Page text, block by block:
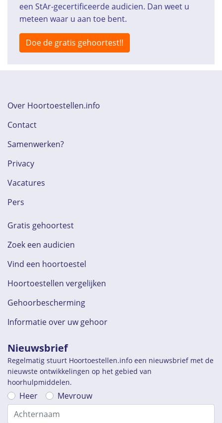
een StAr-gecertificeerde audicien. Dan weet u
meteen waar u aan toe bent.
Doe de gratis gehoortest!!
Over Hoortoestellen.info
Contact
Samenwerken?
Privacy
Vacatures
Pers
Gratis gehoortest
Zoek een audicien
Vind een hoortoestel
Hoortoestellen vergelijken
Gehoorbescherming
Informatie over uw gehoor
Nieuwsbrief
Regelmatig stuurt Hoortoestellen.info een nieuwsbrief met de
nieuwste ontwikkelingen op het gebied van
hoorhulpmiddelen.
Heer Mevrouw